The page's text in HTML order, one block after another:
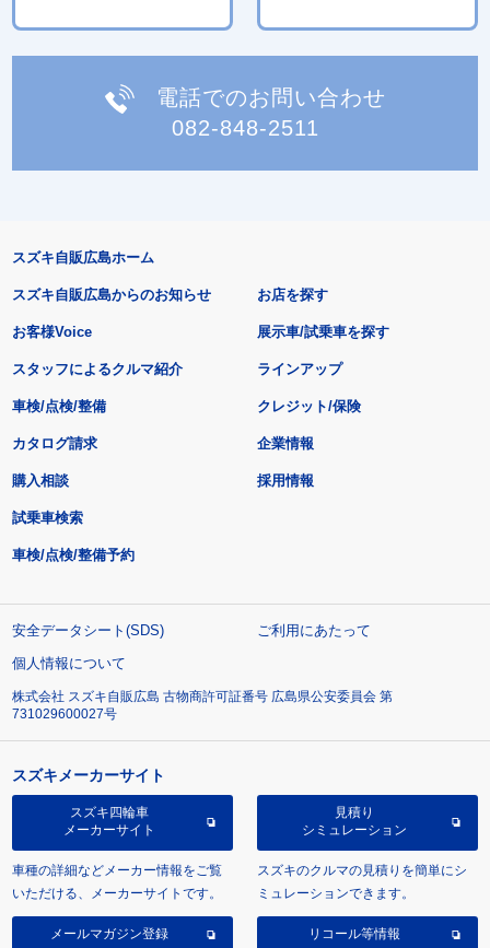
電話でのお問い合わせ
082-848-2511
スズキ自販広島ホーム
スズキ自販広島からのお知らせ
お客様Voice
スタッフによるクルマ紹介
お店を探す
展示車/試乗車を探す
ラインアップ
車検/点検/整備 クレジット/保険
カタログ請求
購入相談
試乗車検索
車検/点検/整備予約
企業情報
採用情報
安全データシート(SDS)
ご利用にあたって
個人情報について
株式会社 スズキ自販広島 古物商許可証番号 広島県公安委員会 第
731029600027号
スズキメーカーサイト
スズキ四輪車
メーカーサイト
車種の詳細などメーカー情報をご覧
いただける、メーカーサイトです。
見積り
シミュレーション
スズキのクルマの見積りを簡単にシ
ミュレーションできます。
メールマガジン登録 リコール等情報